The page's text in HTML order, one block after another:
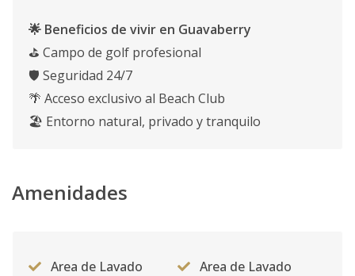
🌟 Beneficios de vivir en Guavaberry
⛳ Campo de golf profesional
🛡️ Seguridad 24/7
🌴 Acceso exclusivo al Beach Club
🏖️ Entorno natural, privado y tranquilo
Amenidades
Area de Lavado Area de Lavado